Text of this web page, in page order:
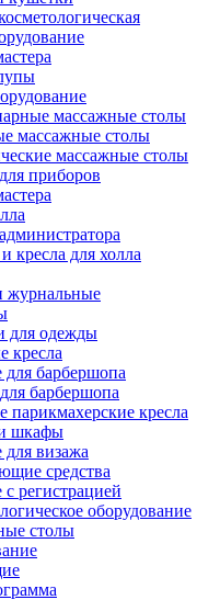
массажные столы
массажные столы
массажные столы
приборов
кресла для холла
журнальные
для одежды
кресла
барбершопа
барбершопа
парикмахерские кресла
шкафы
визажа
средства
регистрацией
оборудование
столы